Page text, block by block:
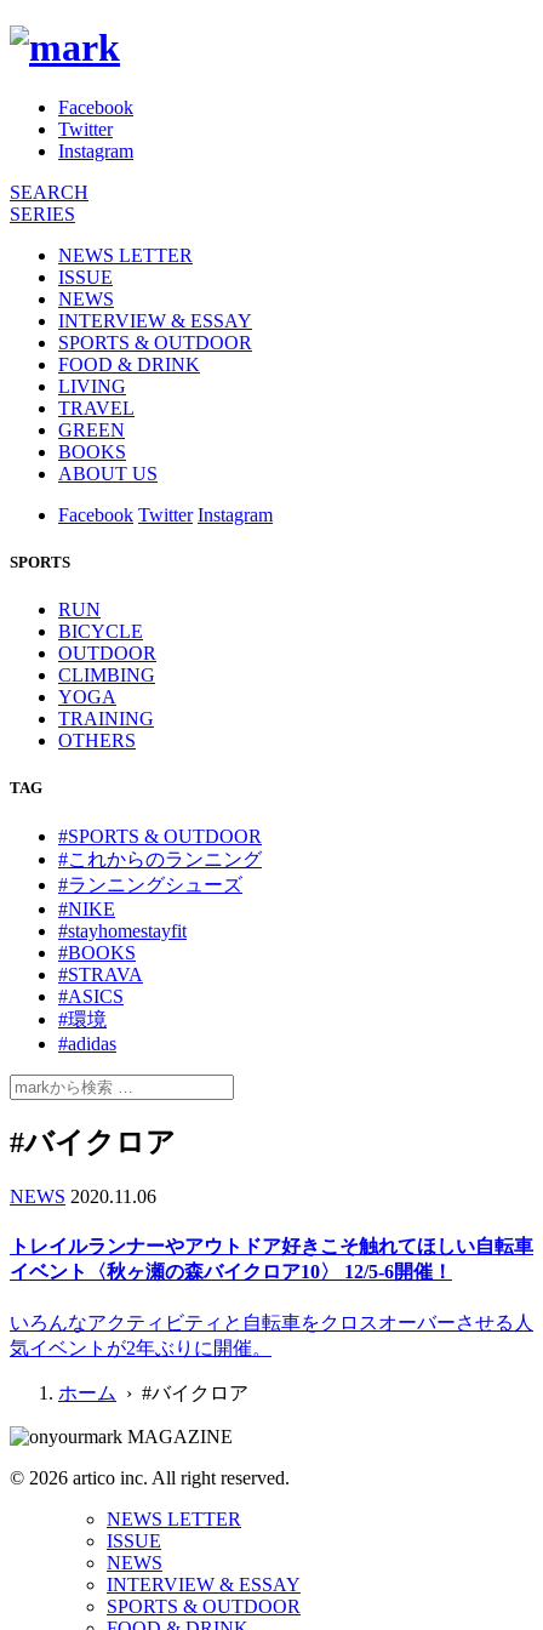
Facebook
Twitter
Instagram
SEARCH
SERIES
NEWS LETTER
ISSUE
NEWS
INTERVIEW & ESSAY
SPORTS & OUTDOOR
FOOD & DRINK
LIVING
TRAVEL
GREEN
BOOKS
ABOUT US
Facebook Twitter Instagram
SPORTS
RUN
BICYCLE
OUTDOOR
CLIMBING
YOGA
TRAINING
OTHERS
TAG
#SPORTS & OUTDOOR
#これからのランニング
#ランニングシューズ
#NIKE
#stayhomestayfit
#BOOKS
#STRAVA
#ASICS
#環境
#adidas
#バイクロア
NEWS 2020.11.06
トレイルランナーやアウトドア好きこそ触れてほしい自転車
イベント〈秋ヶ瀬の森バイクロア10〉 12/5-6開催！
いろんなアクティビティと自転車をクロスオーバーさせる人
気イベントが2年ぶりに開催。
ホーム › #バイクロア
© 2026 artico inc. All right reserved.
NEWS LETTER
ISSUE
NEWS
INTERVIEW & ESSAY
SPORTS & OUTDOOR